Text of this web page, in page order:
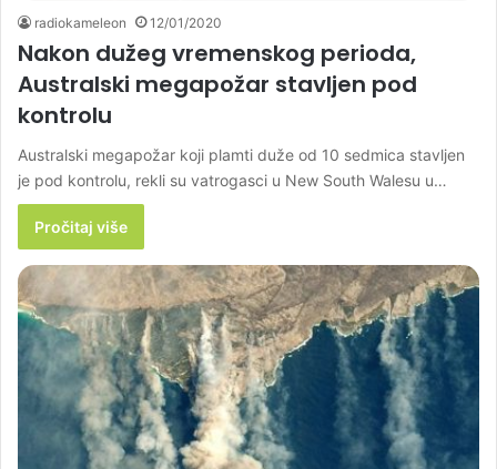
radiokameleon 12/01/2020
Nakon dužeg vremenskog perioda,
Australski megapožar stavljen pod
kontrolu
Australski megapožar koji plamti duže od 10 sedmica stavljen
je pod kontrolu, rekli su vatrogasci u New South Walesu u…
Pročitaj više